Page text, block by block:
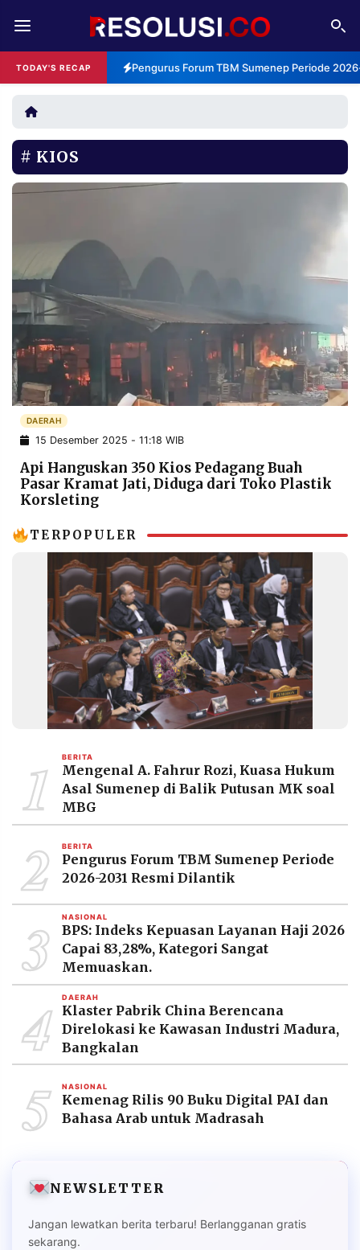
TODAY'S RECAP Pengurus Forum TBM Sumenep Periode
REDAKSI TENTANG
RESOLUSI IKLAN
RUBRIKASI
EDITORIAL AKSARA
NASIONAL
MANCA SPORT
PRIVACY
POLICY
BERITA
WARGA
INFORMASI
IKLAN
KIRIM
PENGADUAN TERM
OF
SERVICE
IKUTI
RESOLUSI
MEDIA
©
Resolusi.co
-
PT.
RESOLUSI
MEDIA
PRAMUDITA
KIOS
DAERAH
15 Desember 2025 - 11:18 WIB
Api Hanguskan 350 Kios Pedagang Buah
Pasar Kramat Jati, Diduga dari Toko Plastik
Korsleting
TERPOPULER
1 BERITA
Mengenal A. Fahrur Rozi, Kuasa Hukum
Asal Sumenep di Balik Putusan MK soal
MBG
2 BERITA
Pengurus Forum TBM Sumenep Periode
2026-2031 Resmi Dilantik
3 NASIONAL
BPS: Indeks Kepuasan Layanan Haji 2026
Capai 83,28%, Kategori Sangat
Memuaskan.
4 DAERAH
Klaster Pabrik China Berencana
Direlokasi ke Kawasan Industri Madura,
Bangkalan
5 NASIONAL
Kemenag Rilis 90 Buku Digital PAI dan
Bahasa Arab untuk Madrasah
NEWSLETTER
Jangan lewatkan berita terbaru! Berlangganan gratis
sekarang.